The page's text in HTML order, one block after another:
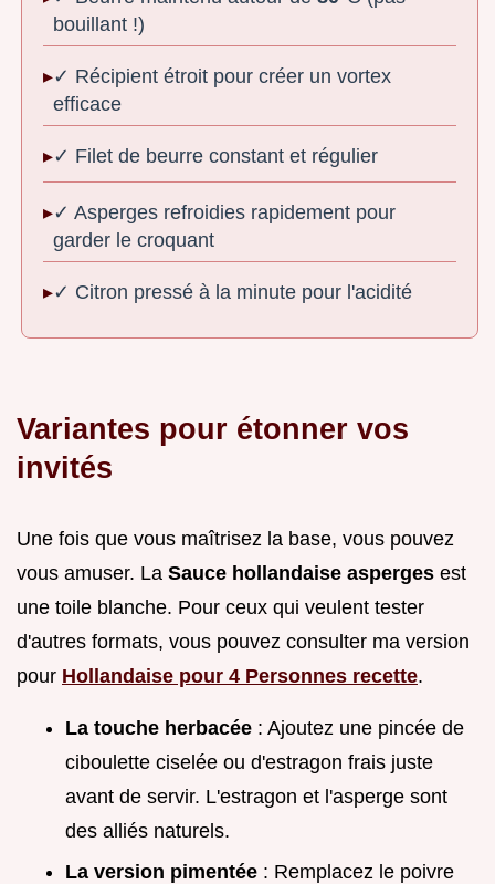
bouillant !)
✓ Récipient étroit pour créer un vortex
efficace
✓ Filet de beurre constant et régulier
✓ Asperges refroidies rapidement pour
garder le croquant
✓ Citron pressé à la minute pour l'acidité
Variantes pour étonner vos
invités
Une fois que vous maîtrisez la base, vous pouvez
vous amuser. La Sauce hollandaise asperges est
une toile blanche. Pour ceux qui veulent tester
d'autres formats, vous pouvez consulter ma version
pour Hollandaise pour 4 Personnes recette.
La touche herbacée : Ajoutez une pincée de
ciboulette ciselée ou d'estragon frais juste
avant de servir. L'estragon et l'asperge sont
des alliés naturels.
La version pimentée : Remplacez le poivre